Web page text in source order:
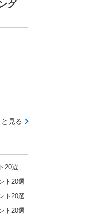
グ
と見る
20選
ト20選
ト20選
ト20選